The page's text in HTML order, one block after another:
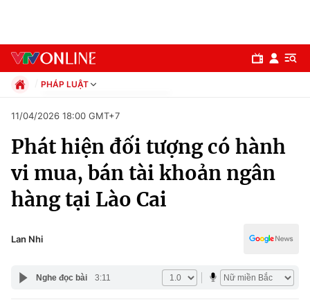
Chuyên mục
Chính trị
PHÁP LUẬT
Xã hội
Pháp luật
Thể thao
Truyền hình
Văn hóa - Giải trí
Giáo dục
11/04/2026 18:00 GMT+7
Phát hiện đối tượng có hành
vi mua, bán tài khoản ngân
hàng tại Lào Cai
Lan Nhi
Nghe đọc bài 3:11